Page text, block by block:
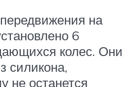
на
6
колес. Они
силикона,
не останется